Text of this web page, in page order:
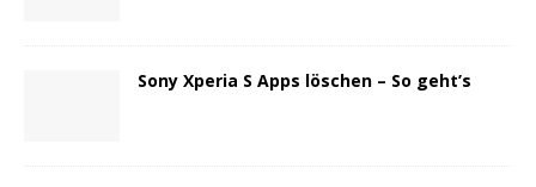
Sony Xperia S Apps löschen – So geht’s